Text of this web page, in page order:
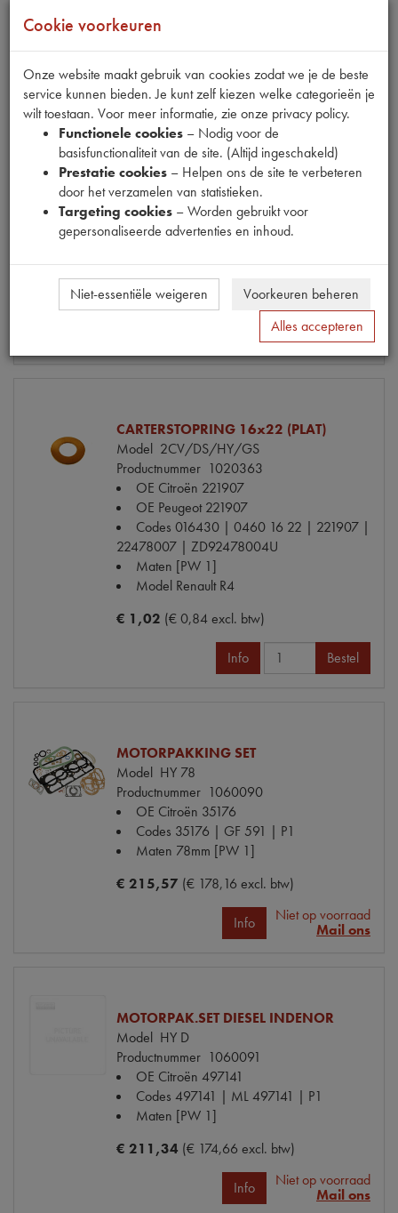
CARTERSTOPRING 16MM (HOL)
Model2CV/DS/ID19/HY/GS/11CV 11D
Productnummer1020360
OE Citroën 221907
OE Peugeot 221907
Codes031338 | 10001 | 221907 |
22478009 | 22478009K | 2454-S | 2457-
S | 2478-S | 968.330 DEM6.26 | M023D
| P11 | P1331 | PA 3165 | ZD9247800U
Maten[PW 1]
Model RenaultR4
€ 0,18(€ 0,15 excl. btw)
Bestel
CARTERSTOPRING 16x22 (PLAT)
Model 2CV/DS/HY/GS
Productnummer 1020363
OE Citroën 221907
OE Peugeot 221907
Codes 016430 | 0460 16 22 | 221907 |
22478007 | ZD92478004U
Maten [PW 1]
Model Renault R4
€ 1,02 (€ 0,84 excl. btw)
Info Bestel
MOTORPAKKING SET
Model HY 78
Productnummer 1060090
OE Citroën 35176
Codes 35176 | GF 591 | P1
Maten 78mm [PW 1]
€ 215,57 (€ 178,16 excl. btw)
Info
Niet op voorraad
Mail ons
MOTORPAK.SET DIESEL INDENOR
Model HY D
Productnummer 1060091
OE Citroën 497141
Codes 497141 | ML 497141 | P1
Maten [PW 1]
€ 211,34 (€ 174,66 excl. btw)
Info
Niet op voorraad
Mail ons
Cookie voorkeuren
Onze website maakt gebruik van cookies zodat we je de beste
service kunnen bieden. Je kunt zelf kiezen welke categorieën je
wilt toestaan. Voor meer informatie, zie onze privacy policy.
Functionele cookies – Nodig voor de
basisfunctionaliteit van de site. (Altijd ingeschakeld)
Prestatie cookies – Helpen ons de site te verbeteren
door het verzamelen van statistieken.
Targeting cookies – Worden gebruikt voor
gepersonaliseerde advertenties en inhoud.
Niet-essentiële weigeren
Voorkeuren beheren
Alles accepteren